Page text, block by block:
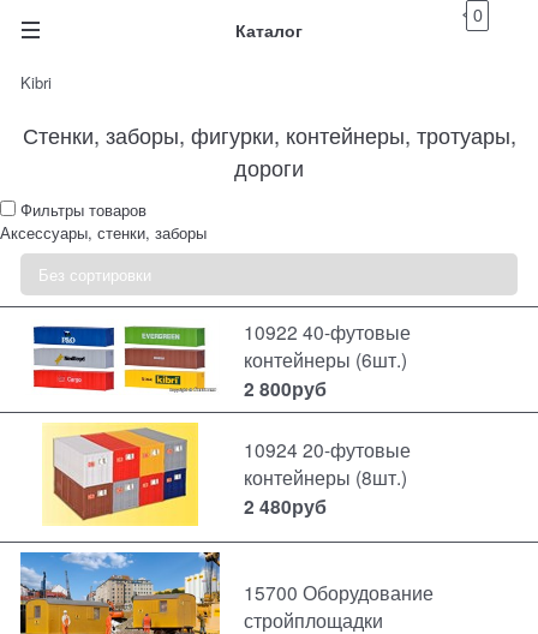
Каталог
0
Kibri
Стенки, заборы, фигурки, контейнеры, тротуары,
дороги
Фильтры товаров
Аксессуары, стенки, заборы
10922 40-футовые
контейнеры (6шт.)
2 800руб
10924 20-футовые
контейнеры (8шт.)
2 480руб
15700 Оборудование
стройплощадки